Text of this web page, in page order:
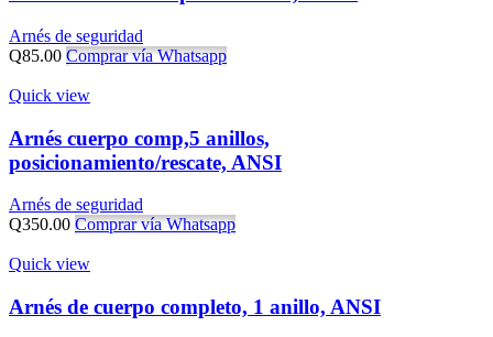
Arnés de seguridad
Q85.00 Comprar vía Whatsapp
Quick view
Arnés cuerpo comp,5 anillos,
posicionamiento/rescate, ANSI
Arnés de seguridad
Q350.00 Comprar vía Whatsapp
Quick view
Arnés de cuerpo completo, 1 anillo, ANSI